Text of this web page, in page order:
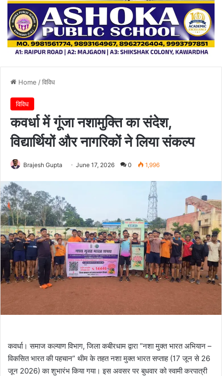
Home /विविध
विविध
कवर्धा में गूंजा नशामुक्ति का संदेश,
विद्यार्थियों और नागरिकों ने लिया संकल्प
Brajesh Gupta June 17, 2026 0 1,996
कवर्धा। समाज कल्याण विभाग, जिला कबीरधाम द्वारा “नशा मुक्त भारत अभियान –
विकसित भारत की पहचान” थीम के तहत नशा मुक्त भारत सप्ताह (17 जून से 26
जून 2026) का शुभारंभ किया गया। इस अवसर पर बुधवार को स्वामी करपात्री